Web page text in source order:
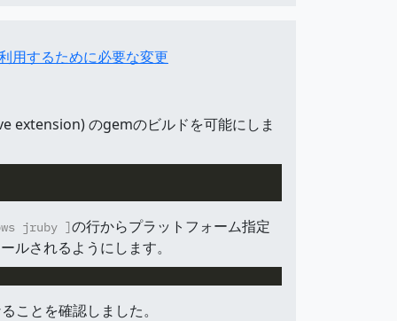
用するために必要な変更
extension) のgemのビルドを可能にしま
jruby ]の行からプラットフォーム指定
されるようにします。
ことを確認しました。